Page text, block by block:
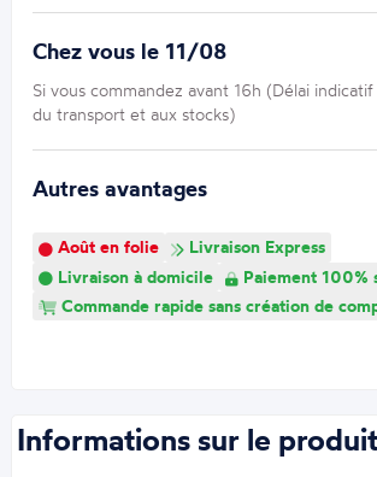
Chez vous le 11/08
Si vous commandez avant 16h (Délai indicatif
du transport et aux stocks)
Autres avantages
Août en folie
Livraison Express
Livraison à domicile
Paiement 100%
Commande rapide sans création de
Informations sur le produit